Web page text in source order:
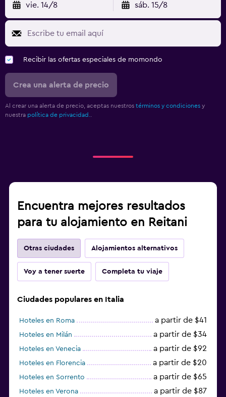
vie. 14/8 sáb. 15/8
Recibir las ofertas especiales de momondo
Crea una alerta de precio
Al crear una alerta de precio, aceptas nuestros términos y condiciones y
nuestra política de privacidad.
Encuentra mejores resultados
para tu alojamiento en Reitani
Otras ciudades Alojamientos alternativos
Voy a tener suerte Completa tu viaje
Ciudades populares en Italia
Hoteles en Roma a partir de $41
Hoteles en Milán a partir de $34
Hoteles en Venecia a partir de $92
Hoteles en Florencia a partir de $20
Hoteles en Sorrento a partir de $65
Hoteles en Verona a partir de $87